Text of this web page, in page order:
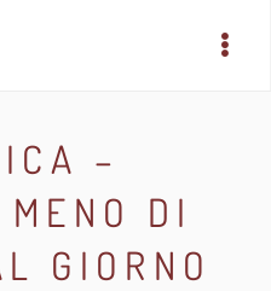
–
DI
GIORNO